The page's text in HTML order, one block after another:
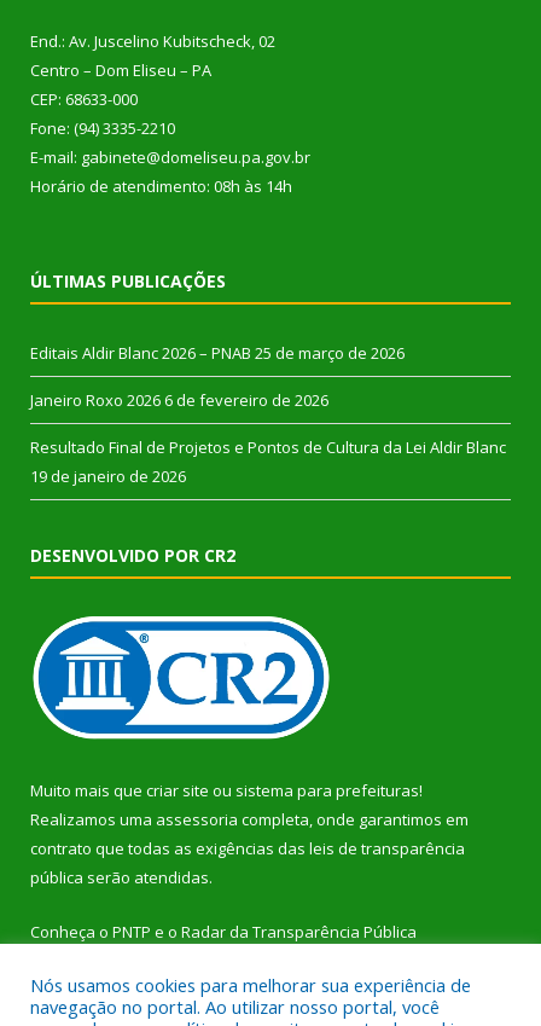
End.: Av. Juscelino Kubitscheck, 02
Centro – Dom Eliseu – PA
CEP: 68633-000
Fone: (94) 3335-2210
E-mail: gabinete@domeliseu.pa.gov.br
Horário de atendimento: 08h às 14h
ÚLTIMAS PUBLICAÇÕES
Editais Aldir Blanc 2026 – PNAB 25 de março de 2026
Janeiro Roxo 2026 6 de fevereiro de 2026
Resultado Final de Projetos e Pontos de Cultura da Lei Aldir Blanc
19 de janeiro de 2026
DESENVOLVIDO POR CR2
Muito mais que criar site ou sistema para prefeituras!
Realizamos uma assessoria completa, onde garantimos em
contrato que todas as exigências das leis de transparência
pública serão atendidas.
Conheça o PNTP e o Radar da Transparência Pública
Nós usamos cookies para melhorar sua experiência de
navegação no portal. Ao utilizar nosso portal, você